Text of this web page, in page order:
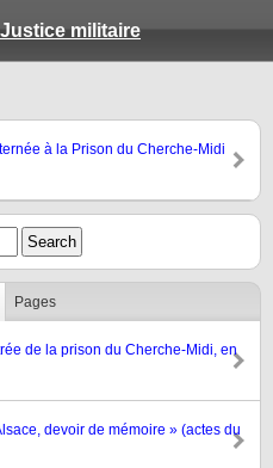
militaire
à la Prison du Cherche-Midi
Pages
de la prison du Cherche-Midi, en
devoir de mémoire » (actes du